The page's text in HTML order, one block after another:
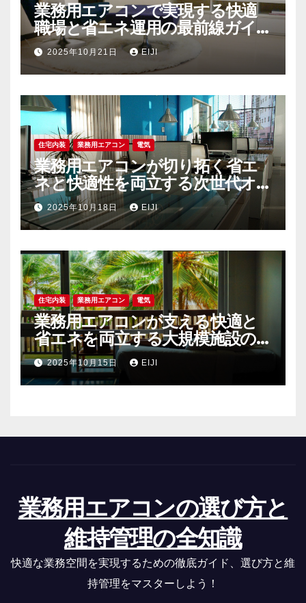
業務用エアコンで実現する快適
職場と省エネ運用の最前線ガイ
ド2025年10月21日 EIJI
住宅内装 業務用エアコン 電気
業務用エアコンが切り拓く省エ
ネと快適性を両立する次世代オ
フィス空調戦略
2025年10月18日 EIJI
住宅内装 業務用エアコン 電気
業務用エアコンが支える快適と
省エネを両立する大規模施設の空
調戦略
2025年10月15日 EIJI
業務用エアコンの選び方と
維持管理の全知識
快適な業務空間を実現するための徹底ガイド、選び方と維
持管理をマスターしよう！